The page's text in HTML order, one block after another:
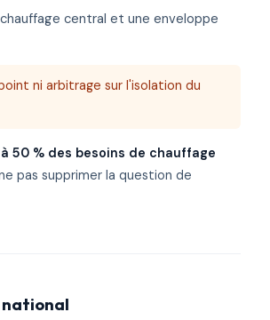
central et une enveloppe
ni arbitrage sur l'isolation du
50 % des besoins de chauffage
pas supprimer la question de
national